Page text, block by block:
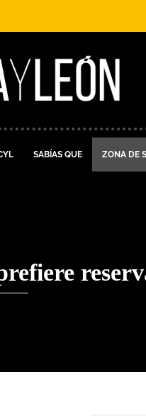
SABÍAS QUE ZONA DE